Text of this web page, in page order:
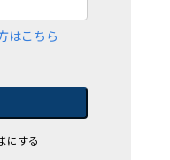
はこちら
にする